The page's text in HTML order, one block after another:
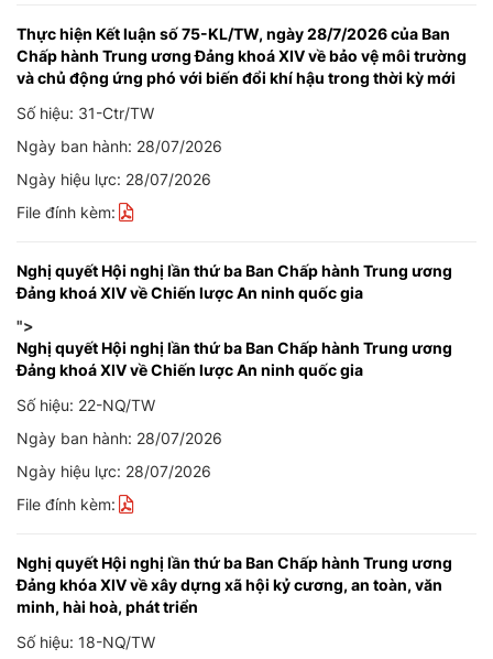
Thực hiện Kết luận số 75-KL/TW, ngày 28/7/2026 của Ban
Chấp hành Trung ương Đảng khoá XIV về bảo vệ môi trường
và chủ động ứng phó với biến đổi khí hậu trong thời kỳ mới
Số hiệu: 31-Ctr/TW
Ngày ban hành: 28/07/2026
Ngày hiệu lực: 28/07/2026
File đính kèm:
Nghị quyết Hội nghị lần thứ ba Ban Chấp hành Trung ương
Đảng khoá XIV về Chiến lược An ninh quốc gia
">
Nghị quyết Hội nghị lần thứ ba Ban Chấp hành Trung ương
Đảng khoá XIV về Chiến lược An ninh quốc gia
Số hiệu: 22-NQ/TW
Ngày ban hành: 28/07/2026
Ngày hiệu lực: 28/07/2026
File đính kèm:
Nghị quyết Hội nghị lần thứ ba Ban Chấp hành Trung ương
Đảng khóa XIV về xây dựng xã hội kỷ cương, an toàn, văn
minh, hài hoà, phát triển
Số hiệu: 18-NQ/TW